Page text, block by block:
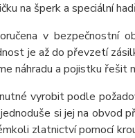
na šperk a speciální
v bezpečnostní
je až do převzetí
náhradu a pojistku řešit
vyrobit podle
si jej na obvod
zlatnictví pomocí